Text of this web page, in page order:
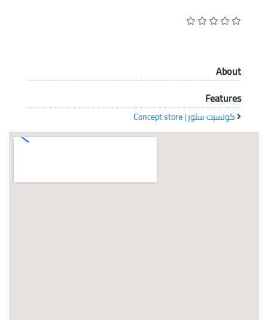
معاً نحو خلق مجتمع مبدع في عالم الأزياء
About
Features
كونسبت ستور | Concept store